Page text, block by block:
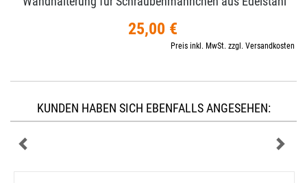
25,00 €
Preis inkl. MwSt. zzgl. Versandkosten
KUNDEN HABEN SICH EBENFALLS ANGESEHEN: